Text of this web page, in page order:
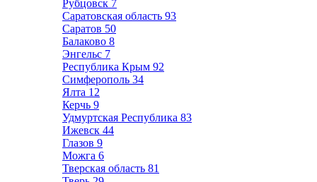
Рубцовск 7
Саратовская область 93
Саратов 50
Балаково 8
Энгельс 7
Республика Крым 92
Симферополь 34
Ялта 12
Керчь 9
Удмуртская Республика 83
Ижевск 44
Глазов 9
Можга 6
Тверская область 81